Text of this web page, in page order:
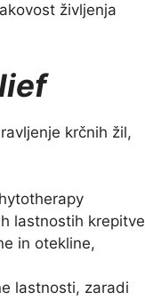
življenja
krčnih žil,
lastnostih krepitve
in otekline,
lastnosti, zaradi